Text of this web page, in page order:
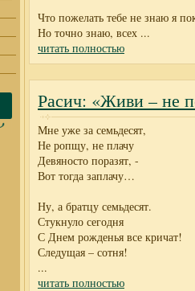
Что пожелать тебе не знаю я
Но точно знаю, всех ...
читать полностью
Расич: «Живи – не
Мне уже за семьдесят,
Не ропщу, не плачу
Девяносто поразят, -
Вот тогда заплачу…
Ну, а братцу семьдесят.
Стукнуло сегодня
С Днем рожденья все кричат!
Следущая – сотня!
...
читать полностью